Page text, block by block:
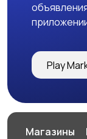
Play
Магазины